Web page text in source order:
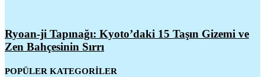
Ryoan-ji Tapınağı: Kyoto’daki 15 Taşın Gizemi ve
Zen Bahçesinin Sırrı
POPÜLER KATEGORİLER